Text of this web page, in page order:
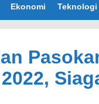
Ekonomi Teknologi